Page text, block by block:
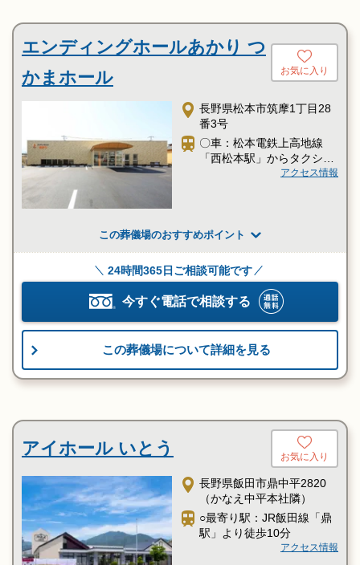
エンディングホールあかり つ
かまホール
お気に入り
長野県松本市筑摩1丁目28
番3号
〇車：松本電鉄上高地線
「西松本駅」からタクシー
アクセス情報
この葬儀場のおすすめポイント
24時間365日ご相談可能です
今すぐ電話で相談する
この葬儀場について詳細を見る
アイホール いとう お気に入り
長野県飯田市鼎中平2820
（かなえ中平本社隣）
○最寄り駅：JR飯田線「鼎
駅」より徒歩10分
アクセス情報